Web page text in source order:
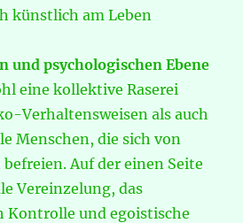
künstlich am Leben
und psychologischen Ebene
eine kollektive Raserei
Verhaltensweisen als auch
Menschen, die sich von
Auf der einen Seite
Vereinzelung, das
Kontrolle und egoistische